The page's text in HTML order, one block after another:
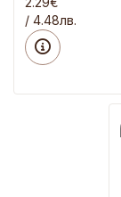
/ 4.48лв.